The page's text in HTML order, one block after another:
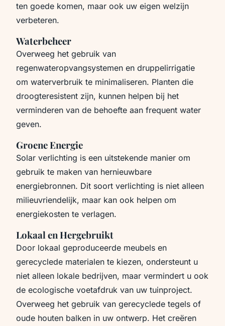
ten goede komen, maar ook uw eigen welzijn
verbeteren.
Waterbeheer
Overweeg het gebruik van
regenwateropvangsystemen en druppelirrigatie
om waterverbruik te minimaliseren. Planten die
droogteresistent zijn, kunnen helpen bij het
verminderen van de behoefte aan frequent water
geven.
Groene Energie
Solar verlichting is een uitstekende manier om
gebruik te maken van hernieuwbare
energiebronnen. Dit soort verlichting is niet alleen
milieuvriendelijk, maar kan ook helpen om
energiekosten te verlagen.
Lokaal en Hergebruikt
Door lokaal geproduceerde meubels en
gerecyclede materialen te kiezen, ondersteunt u
niet alleen lokale bedrijven, maar vermindert u ook
de ecologische voetafdruk van uw tuinproject.
Overweeg het gebruik van gerecyclede tegels of
oude houten balken in uw ontwerp. Het creëren